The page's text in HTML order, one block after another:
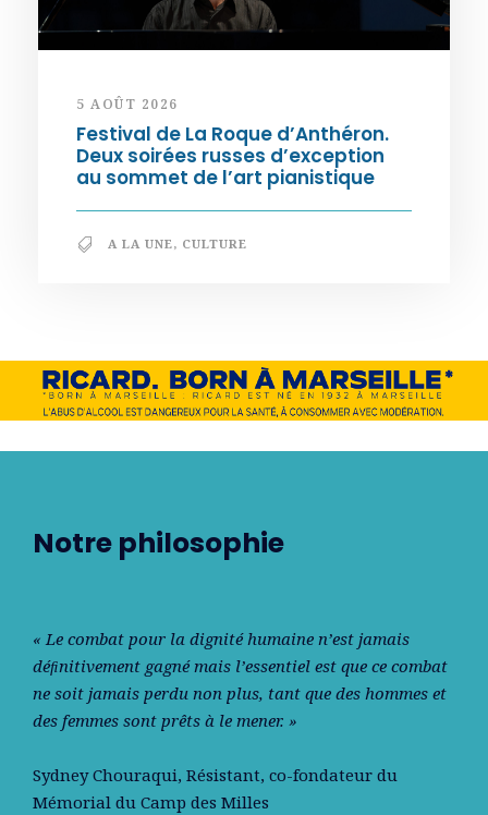
5 AOÛT 2026
Festival de La Roque d’Anthéron.
Deux soirées russes d’exception
au sommet de l’art pianistique
A LA UNE, CULTURE
Notre philosophie
« Le combat pour la dignité humaine n’est jamais
déﬁnitivement gagné mais l’essentiel est que ce combat
ne soit jamais perdu non plus, tant que des hommes et
des femmes sont prêts à le mener. »
Sydney Chouraqui, Résistant, co-fondateur du
Mémorial du Camp des Milles